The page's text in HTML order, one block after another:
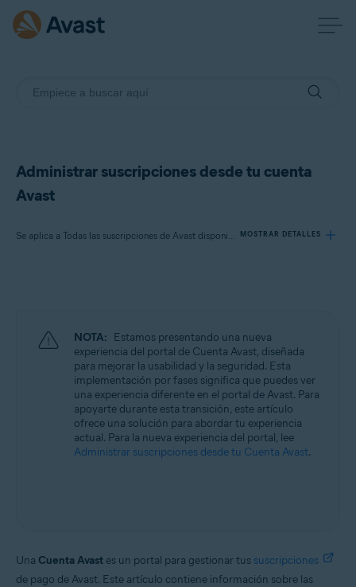
Administrar suscripciones desde tu cuenta
Avast
Se aplica a Todas las suscripciones de Avast disponibles para consumidores MOSTRAR DETALLES
Sistemas operativos:
Todos los sistemas operativos compatibles
NOTA: Estamos presentando una nueva
experiencia del portal de Cuenta Avast, diseñada
para mejorar la usabilidad y la seguridad. Esta
implementación por fases significa que puedes ver
una experiencia diferente en el portal de Avast. Para
apoyarte durante esta transición, este artículo
ofrece una solución para abordar tu experiencia
actual. Para la nueva experiencia del portal, lee
Administrar suscripciones desde tu Cuenta Avast.
Una Cuenta Avast es un portal para gestionar tus suscripciones
de pago de Avast. Este artículo contiene información sobre las